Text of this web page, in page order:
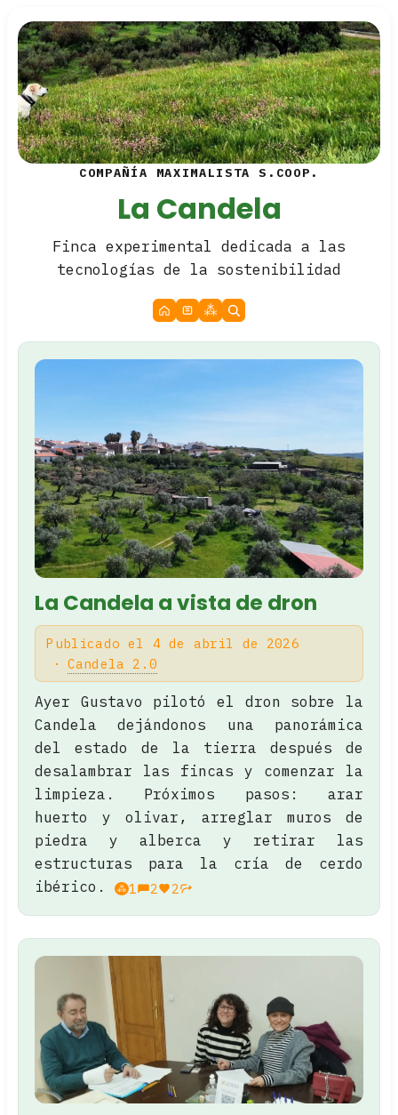
COMPAÑÍA MAXIMALISTA S.COOP.
La Candela
Finca experimental dedicada a las
tecnologías de la sostenibilidad
La Candela a vista de dron
Publicado el 4 de abril de 2026
Candela 2.0
Ayer Gustavo pilotó el dron sobre la
Candela dejándonos una panorámica
del estado de la tierra después de
desalambrar las fincas y comenzar la
limpieza. Próximos pasos: arar
huerto y olivar, arreglar muros de
piedra y alberca y retirar las
estructuras para la cría de cerdo
ibérico.
1 2 2